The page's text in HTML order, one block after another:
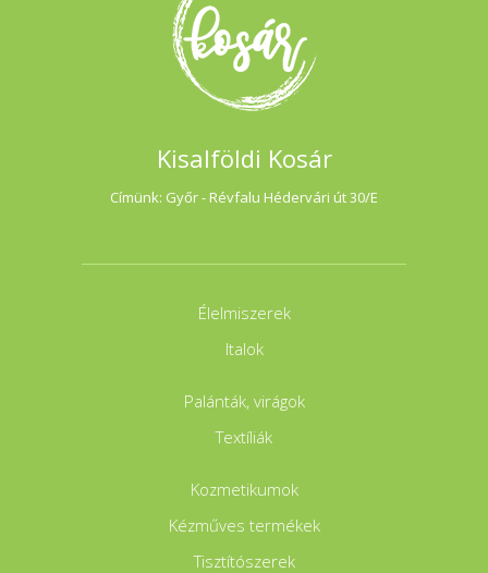
Kisalföldi Kosár
Címünk: Győr - Révfalu Hédervári út 30/E
Élelmiszerek
Italok
Palánták, virágok
Textíliák
Kozmetikumok
Kézműves termékek
Tisztítószerek